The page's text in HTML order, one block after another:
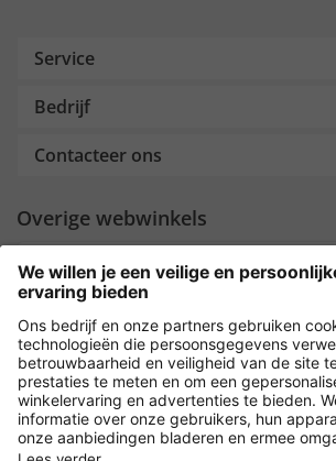
Service
Bedrijf
Contacteer ons
Overige webwinkels
Nederland
Payment and Delivery
Versleuteling met